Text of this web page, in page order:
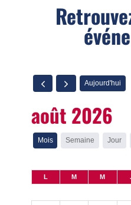
Aujourd'hui
août 2026
Mois Semaine Jour
L M M